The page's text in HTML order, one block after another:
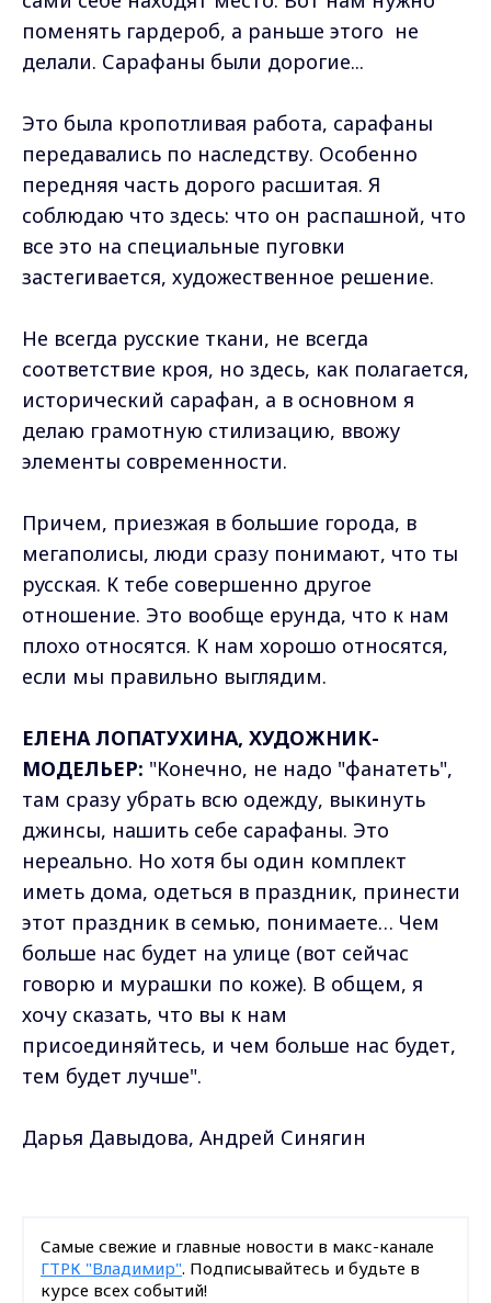
поменять гардероб, а раньше этого не
делали. Сарафаны были дорогие...
Это была кропотливая работа, сарафаны
передавались по наследству. Особенно
передняя часть дорого расшитая. Я
соблюдаю что здесь: что он распашной, что
все это на специальные пуговки
застегивается, художественное решение.
Не всегда русские ткани, не всегда
соответствие кроя, но здесь, как полагается,
исторический сарафан, а в основном я
делаю грамотную стилизацию, ввожу
элементы современности.
Причем, приезжая в большие города, в
мегаполисы, люди сразу понимают, что ты
русская. К тебе совершенно другое
отношение. Это вообще ерунда, что к нам
плохо относятся. К нам хорошо относятся,
если мы правильно выглядим.
ЕЛЕНА ЛОПАТУХИНА, ХУДОЖНИК-
МОДЕЛЬЕР: "Конечно, не надо "фанатеть",
там сразу убрать всю одежду, выкинуть
джинсы, нашить себе сарафаны. Это
нереально. Но хотя бы один комплект
иметь дома, одеться в праздник, принести
этот праздник в семью, понимаете… Чем
больше нас будет на улице (вот сейчас
говорю и мурашки по коже). В общем, я
хочу сказать, что вы к нам
присоединяйтесь, и чем больше нас будет,
тем будет лучше".
Дарья Давыдова, Андрей Синягин
Самые свежие и главные новости в макс-канале
ГТРК "Владимир". Подписывайтесь и будьте в
курсе всех событий!